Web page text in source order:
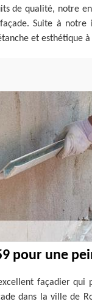
de qualité, notre
Suite à notre
et esthétique
pour une
façadier qui
dans la ville de